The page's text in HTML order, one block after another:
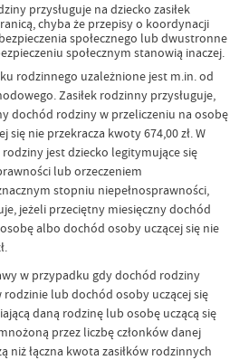
przysługuje na dziecko zasiłek
chyba że przepisy o koordynacji
społecznego lub dwustronne
społecznym stanowią inaczej.
rodzinnego uzależnione jest m.in. od
Zasiłek rodzinny przysługuje,
dochód rodziny w przeliczeniu na osobę
nie przekracza kwoty 674,00 zł. W
jest dziecko legitymujące się
lub orzeczeniem
stopniu niepełnosprawności,
jeżeli przeciętny miesięczny dochód
albo dochód osoby uczącej się nie
w przypadku gdy dochód rodziny
lub dochód osoby uczącej się
daną rodzinę lub osobę uczącą się
przez liczbę członków danej
niż łączna kwota zasiłków rodzinnych